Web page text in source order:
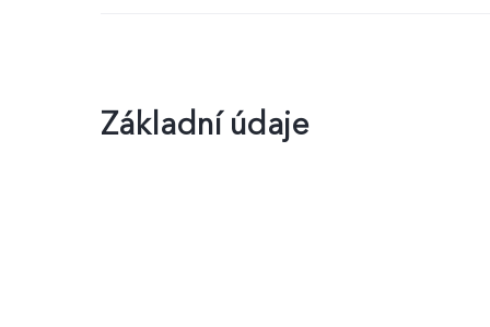
Základní údaje